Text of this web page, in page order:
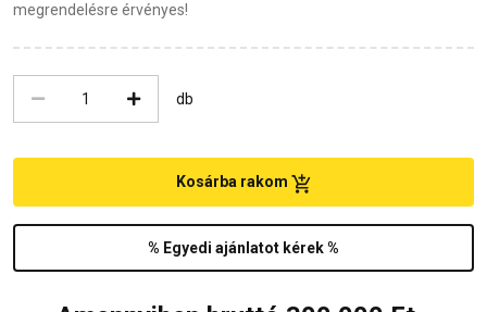
megrendelésre érvényes!
db
% Egyedi ajánlatot kérek %
Kosárba rakom